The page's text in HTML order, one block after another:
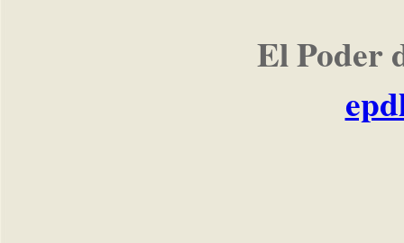
El Poder